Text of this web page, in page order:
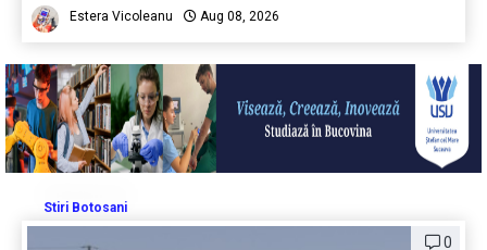
Estera Vicoleanu Aug 08, 2026
Stiri Botosani
0